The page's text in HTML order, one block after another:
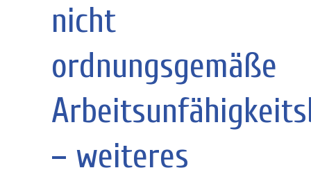
nicht
ordnungsgemäße
– weiteres